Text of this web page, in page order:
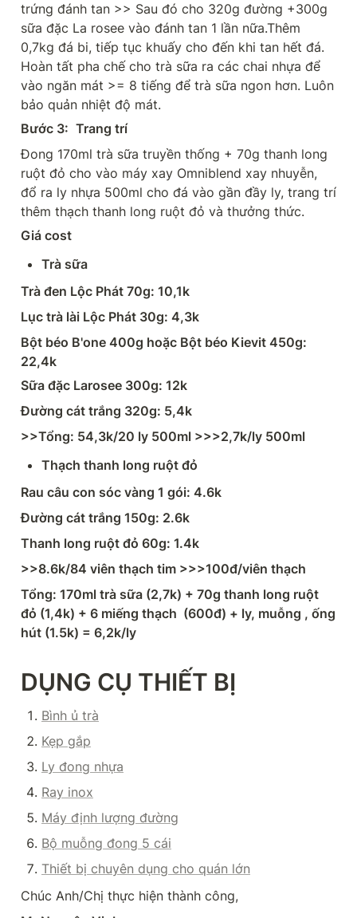
trứng đánh tan >> Sau đó cho 320g đường +300g
sữa đặc La rosee vào đánh tan 1 lần nữa.Thêm
0,7kg đá bi, tiếp tục khuấy cho đến khi tan hết đá.
Hoàn tất pha chế cho trà sữa ra các chai nhựa để
vào ngăn mát >= 8 tiếng để trà sữa ngon hơn. Luôn
bảo quản nhiệt độ mát.
Bước 3: Trang trí
Đong 170ml trà sữa truyền thống + 70g thanh long
ruột đỏ cho vào máy xay Omniblend xay nhuyễn,
đổ ra ly nhựa 500ml cho đá vào gần đầy ly, trang trí
thêm thạch thanh long ruột đỏ và thưởng thức.
Giá cost
Trà sữa
Trà đen Lộc Phát 70g: 10,1k
Lục trà lài Lộc Phát 30g: 4,3k
Bột béo B'one 400g hoặc Bột béo Kievit 450g:
22,4k
Sữa đặc Larosee 300g: 12k
Đường cát trắng 320g: 5,4k
>>Tổng: 54,3k/20 ly 500ml >>>2,7k/ly 500ml
Thạch thanh long ruột đỏ
Rau câu con sóc vàng 1 gói: 4.6k
Đường cát trắng 150g: 2.6k
Thanh long ruột đỏ 60g: 1.4k
>>8.6k/84 viên thạch tim >>>100đ/viên thạch
Tổng: 170ml trà sữa (2,7k) + 70g thanh long ruột
đỏ (1,4k) + 6 miếng thạch  (600đ) + ly, muỗng , ống
hút (1.5k) = 6,2k/ly
DỤNG CỤ THIẾT BỊ
Bình ủ trà
Kẹp gắp
Ly đong nhựa
Ray inox
Máy định lượng đường
Bộ muỗng đong 5 cái
Thiết bị chuyên dụng cho quán lớn
Chúc Anh/Chị thực hiện thành công,